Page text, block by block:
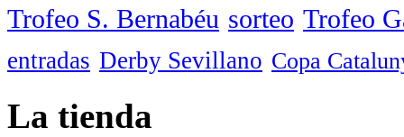
Trofeo S. Bernabéu sorteo Trofeo
entradas Derby Sevillano Copa
La tienda